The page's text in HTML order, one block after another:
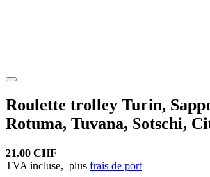
Roulette trolley Turin,
Rotuma, Tuvana, Sotschi,
21.00 CHF
TVA incluse, plus frais de port